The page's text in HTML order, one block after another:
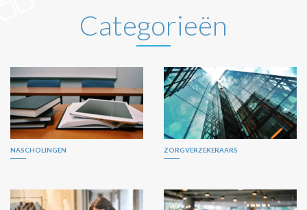
Categorieën
NASCHOLINGEN ZORGVERZEKERAARS